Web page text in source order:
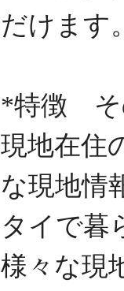
だけます
*特徴 そ
現地在住
な現地情
タイで暮
様々な現